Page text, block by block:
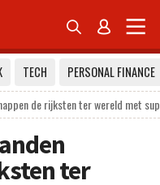
 
TECH
PERSONAL FINANCE
de rijksten ter wereld met
ter